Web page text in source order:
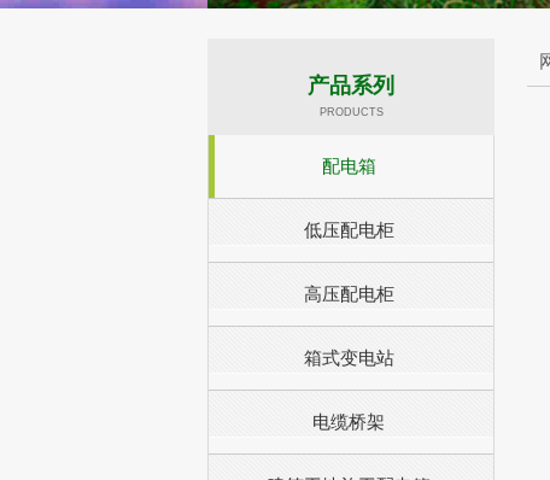
产品系列
PRODUCTS
配电箱
低压配电柜
高压配电柜
箱式变电站
电缆桥架